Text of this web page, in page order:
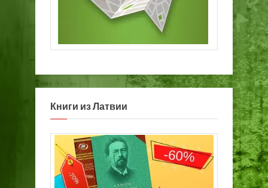
Книги из Латвии